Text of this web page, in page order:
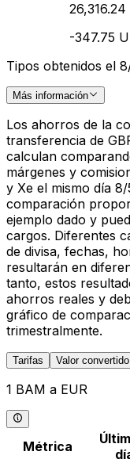
26,316.24
-347.75
Tipos obtenidos el
Más información
Los ahorros de la
transferencia de
calculan
márgenes y
y Xe el mismo día
comparación
ejemplo dado y
cargos. Diferentes
de divisa, fechas,
resultarán en
tanto, estos
ahorros reales y
gráfico de
trimestralmente.
Tarifas Valor convertido
1 BAM a EUR
Métrica